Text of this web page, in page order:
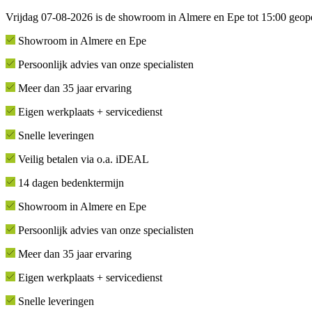
Vrijdag 07-08-2026 is de showroom in Almere en Epe tot 15:00
Showroom in Almere en Epe
Persoonlijk advies van onze specialisten
Meer dan 35 jaar ervaring
Eigen werkplaats + servicedienst
Snelle leveringen
Veilig betalen via o.a. iDEAL
14 dagen bedenktermijn
Showroom in Almere en Epe
Persoonlijk advies van onze specialisten
Meer dan 35 jaar ervaring
Eigen werkplaats + servicedienst
Snelle leveringen